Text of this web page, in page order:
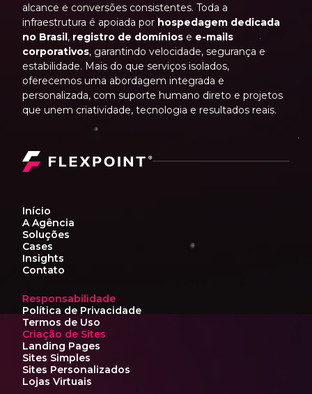
alcance e conversões consistentes. Toda a
infraestrutura é apoiada por hospedagem dedicada
no Brasil, registro de domínios e e-mails
corporativos, garantindo velocidade, segurança e
estabilidade. Mais do que serviços isolados,
oferecemos uma abordagem integrada e
personalizada, com suporte humano direto e projetos
que unem criatividade, tecnologia e resultados reais.
Início
A Agência
Soluções
Cases
Insights
Contato
Responsabilidade
Política de Privacidade
Termos de Uso
Criação de Sites
Landing Pages
Sites Simples
Sites Personalizados
Lojas Virtuais